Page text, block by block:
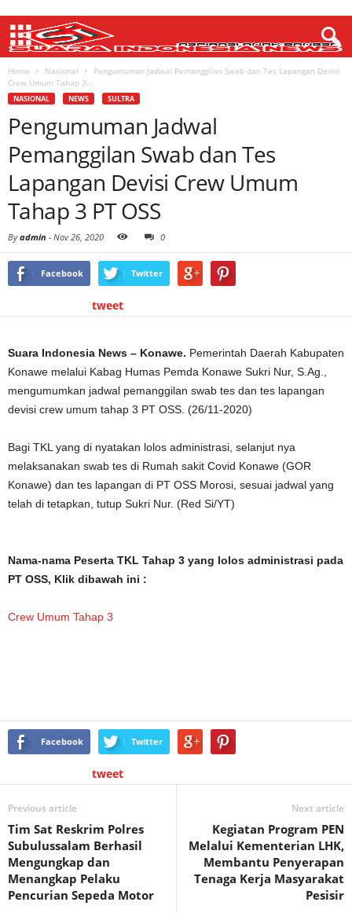
Home Nasional
Pengumuman Jadwal Pemanggilan Swab dan Tes Lapangan Devisi
Crew Umum Tahap 3...
NASIONAL NEWS SULTRA
Pengumuman Jadwal
Pemanggilan Swab dan Tes
Lapangan Devisi Crew Umum
Tahap 3 PT OSS
Byadmin - Nov 26, 2020 0
Facebook Twitter
tweet
Suara Indonesia News – Konawe. Pemerintah Daerah Kabupaten
Konawe melalui Kabag Humas Pemda Konawe Sukri Nur, S.Ag.,
mengumumkan jadwal pemanggilan swab tes dan tes lapangan
devisi crew umum tahap 3 PT OSS. (26/11-2020)
Bagi TKL yang di nyatakan lolos administrasi, selanjut nya
melaksanakan swab tes di Rumah sakit Covid Konawe (GOR
Konawe) dan tes lapangan di PT OSS Morosi, sesuai jadwal yang
telah di tetapkan, tutup Sukri Nur. (Red Si/YT)
Nama-nama Peserta TKL Tahap 3 yang lolos administrasi pada
PT OSS, Klik dibawah ini :
Crew Umum Tahap 3
Facebook Twitter
tweet
Previous article
Tim Sat Reskrim Polres
Subulussalam Berhasil
Mengungkap dan
Menangkap Pelaku
Pencurian Sepeda Motor
Next article
Kegiatan Program PEN
Melalui Kementerian LHK,
Membantu Penyerapan
Tenaga Kerja Masyarakat
Pesisir